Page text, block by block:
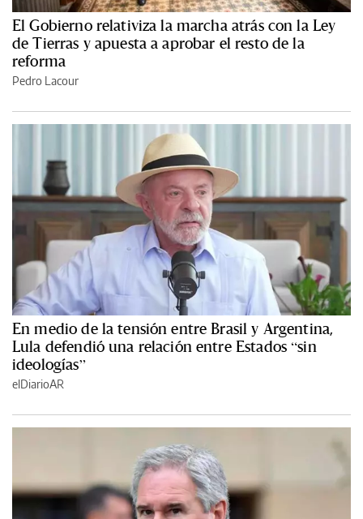
El Gobierno relativiza la marcha atrás con la Ley
de Tierras y apuesta a aprobar el resto de la
reforma
Pedro Lacour
En medio de la tensión entre Brasil y Argentina,
Lula defendió una relación entre Estados “sin
ideologías”
elDiarioAR